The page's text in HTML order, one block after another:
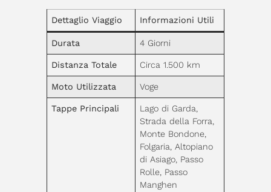
Dettaglio Viaggio Informazioni Utili
Durata 4 Giorni
Distanza Totale Circa 1.500 km
Moto Utilizzata Voge
Tappe Principali
Lago di Garda,
Strada della Forra,
Monte Bondone,
Folgaria, Altopiano
di Asiago, Passo
Rolle, Passo
Manghen